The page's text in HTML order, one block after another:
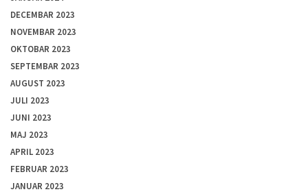
DECEMBAR 2023
NOVEMBAR 2023
OKTOBAR 2023
SEPTEMBAR 2023
AUGUST 2023
JULI 2023
JUNI 2023
MAJ 2023
APRIL 2023
FEBRUAR 2023
JANUAR 2023